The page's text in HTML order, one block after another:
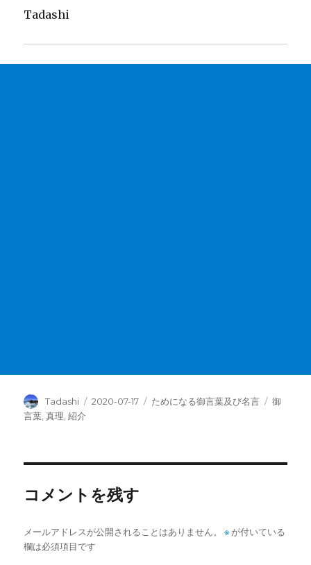
Tadashi
投
稿
Tadashi
投
2020-07-17
カ
ためになる御言葉及び名言
タ
御
言葉,真理,紹介
コメントを残す
メールアドレスが公開されることはありません。 ※ が付いている
欄は必須項目です